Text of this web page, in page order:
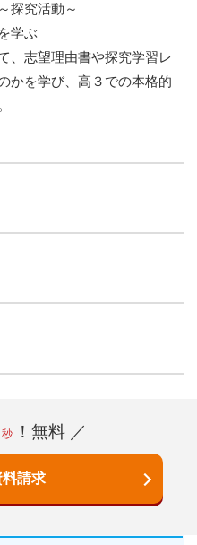
探究活動～
学ぶ
、志望理由書や探究学習レ
かを学び、高３での本格的
秒 ！無料 ／
料請求